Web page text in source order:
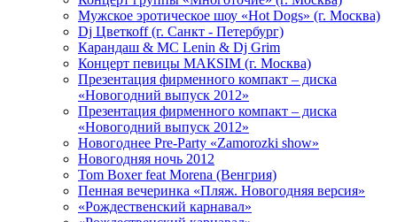
Мужское эротическое шоу «Hot Dogs» (г. Москва)
Dj Цветкоff (г. Санкт - Петербург)
Карандаш & МС Lenin & Dj Grim
Концерт певицы МАКSIМ (г. Москва)
Презентация фирменного компакт – диска
«Новогодний выпуск 2012»
Презентация фирменного компакт – диска
«Новогодний выпуск 2012»
Новогоднее Pre-Party «Zamorozki show»
Новогодняя ночь 2012
Tom Boxer feat Morena (Венгрия)
Пенная вечеринка «Пляж. Новогодняя версия»
«Рождественский карнавал»